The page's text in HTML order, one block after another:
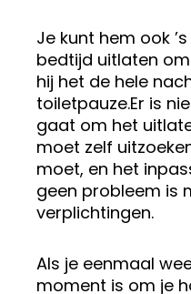
Je kunt hem ook
bedtijd uitlaten
hij het de hele
toiletpauze.Er is
gaat om het
moet zelf
moet, en het
geen probleem is
verplichtingen.
Als je eenmaal
moment is om je